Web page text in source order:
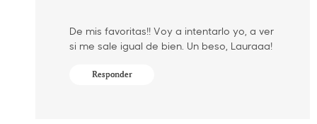
De mis favoritas!! Voy a intentarlo yo, a ver
si me sale igual de bien. Un beso, Lauraaa!
Responder